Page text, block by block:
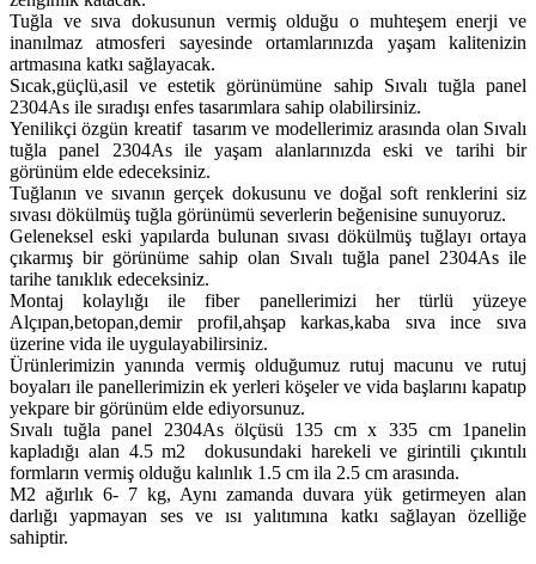
Tuğla ve sıva dokusunun vermiş olduğu o muhteşem enerji ve
inanılmaz atmosferi sayesinde ortamlarınızda yaşam kalitenizin
artmasına katkı sağlayacak.
Sıcak,güçlü,asil ve estetik görünümüne sahip Sıvalı tuğla panel
2304As ile sıradışı enfes tasarımlara sahip olabilirsiniz.
Yenilikçi özgün kreatif tasarım ve modellerimiz arasında olan Sıvalı
tuğla panel 2304As ile yaşam alanlarınızda eski ve tarihi bir
görünüm elde edeceksiniz.
Tuğlanın ve sıvanın gerçek dokusunu ve doğal soft renklerini siz
sıvası dökülmüş tuğla görünümü severlerin beğenisine sunuyoruz.
Geleneksel eski yapılarda bulunan sıvası dökülmüş tuğlayı ortaya
çıkarmış bir görünüme sahip olan Sıvalı tuğla panel 2304As ile
tarihe tanıklık edeceksiniz.
Montaj kolaylığı ile fiber panellerimizi her türlü yüzeye
Alçıpan,betopan,demir profil,ahşap karkas,kaba sıva ince sıva
üzerine vida ile uygulayabilirsiniz.
Ürünlerimizin yanında vermiş olduğumuz rutuj macunu ve rutuj
boyaları ile panellerimizin ek yerleri köşeler ve vida başlarını kapatıp
yekpare bir görünüm elde ediyorsunuz.
Sıvalı tuğla panel 2304As ölçüsü 135 cm x 335 cm 1panelin
kapladığı alan 4.5 m2 dokusundaki harekeli ve girintili çıkıntılı
formların vermiş olduğu kalınlık 1.5 cm ila 2.5 cm arasında.
M2 ağırlık 6- 7 kg, Aynı zamanda duvara yük getirmeyen alan
darlığı yapmayan ses ve ısı yalıtımına katkı sağlayan özelliğe
sahiptir.